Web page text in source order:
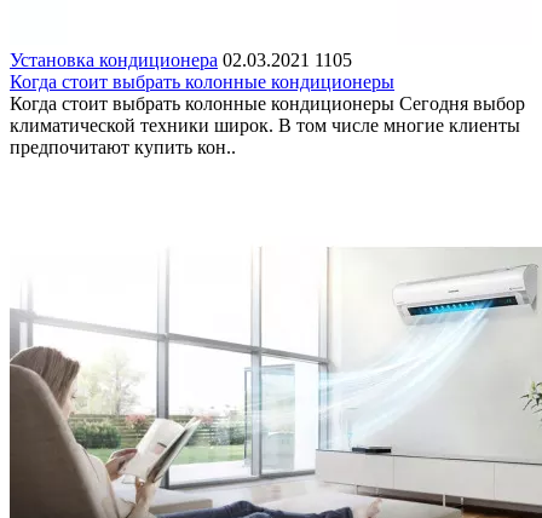
Установка кондиционера 02.03.2021 1105
Когда стоит выбрать колонные кондиционеры
Когда стоит выбрать колонные кондиционеры Сегодня выбор
климатической техники широк. В том числе многие клиенты
предпочитают купить кон..